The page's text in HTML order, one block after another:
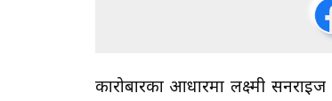
कारोबारका आधारमा लक्ष्मी